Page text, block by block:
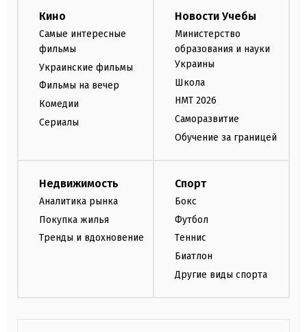
Кино
Самые интересные
фильмы
Украинские фильмы
Фильмы на вечер
Комедии
Сериалы
Новости Учебы
Министерство
образования и науки
Украины
Школа
НМТ 2026
Саморазвитие
Обучение за границей
Недвижимость
Аналитика рынка
Покупка жилья
Тренды и вдохновение
Спорт
Бокс
Футбол
Теннис
Биатлон
Другие виды спорта